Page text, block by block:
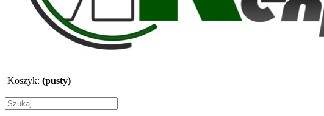
Koszyk: (pusty)